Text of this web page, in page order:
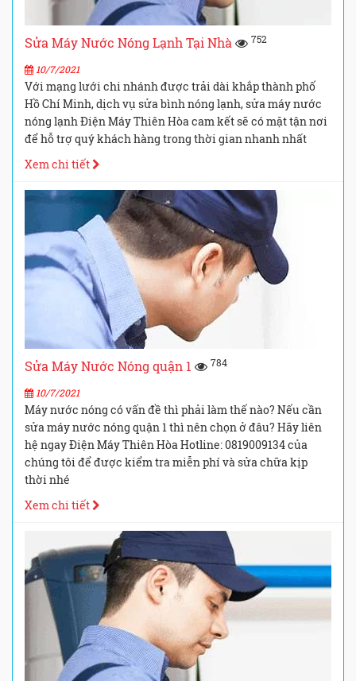
Sửa Máy Nước Nóng Lạnh Tại Nhà 752
10/7/2021
Với mạng lưới chi nhánh được trải dài khắp thành phố
Hồ Chí Minh, dịch vụ sửa bình nóng lạnh, sửa máy nước
nóng lạnh Điện Máy Thiên Hòa cam kết sẽ có mặt tận nơi
để hỗ trợ quý khách hàng trong thời gian nhanh nhất
Xem chi tiết
Sửa Máy Nước Nóng quận 1 784
10/7/2021
Máy nước nóng có vấn đề thì phải làm thế nào? Nếu cần
sửa máy nước nóng quận 1 thì nên chọn ở đâu? Hãy liên
hệ ngay Điện Máy Thiên Hòa Hotline: 0819009134 của
chúng tôi để được kiểm tra miễn phí và sửa chữa kịp
thời nhé
Xem chi tiết